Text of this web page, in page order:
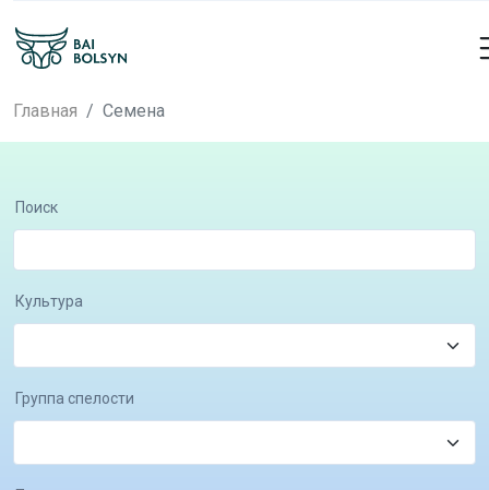
Главная Семена
Поиск
Культура
Группа спелости